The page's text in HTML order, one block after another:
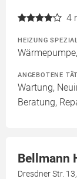
4
HEIZUNG
ANGEBOTENE
Wartung,
Beratung,
Bellmann
Dresdner Str.